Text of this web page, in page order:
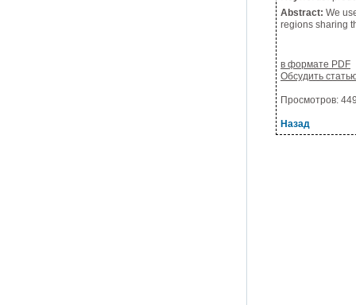
Abstract: We
regions sharing
в формате PDF
Обсудить
Просмотров:
Назад